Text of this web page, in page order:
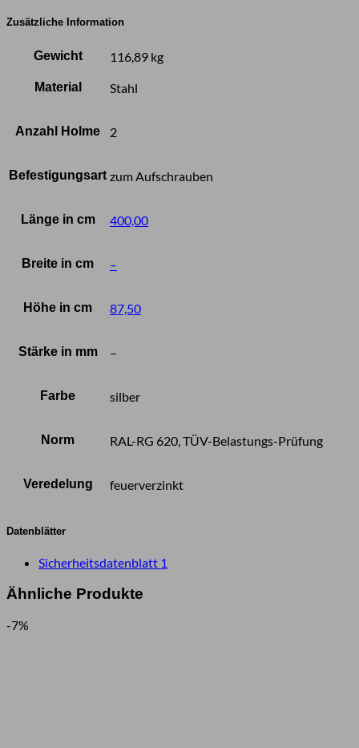
Zusätzliche Information
Gewicht 116,89 kg
Material Stahl
Anzahl Holme 2
Befestigungsart zum Aufschrauben
Länge in cm 400,00
Breite in cm –
Höhe in cm 87,50
Stärke in mm –
Farbe silber
Norm RAL-RG 620, TÜV-Belastungs-Prüfung
Veredelung feuerverzinkt
Datenblätter
Sicherheitsdatenblatt 1
Ähnliche Produkte
-7%